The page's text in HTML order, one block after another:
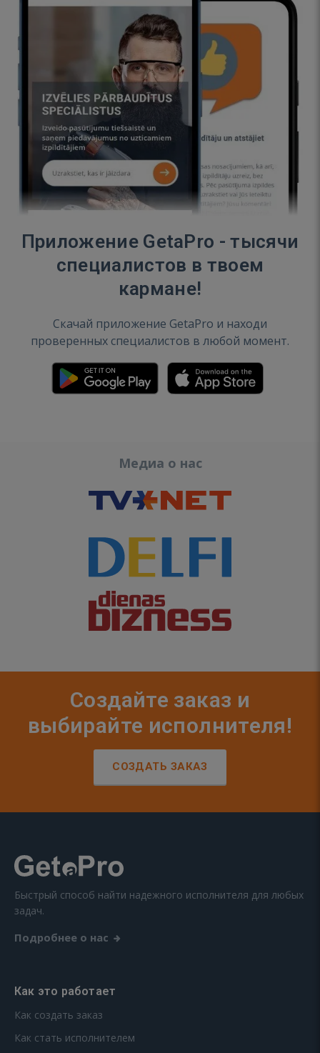
Приложение GetaPro - тысячи
специалистов в твоем
кармане!
Скачай приложение GetaPro и находи
проверенных специалистов в любой момент.
Медиа о нас
Создайте заказ и
выбирайте исполнителя!
СОЗДАТЬ ЗАКАЗ
Быстрый способ найти надежного исполнителя для любых
задач.
Подробнее о нас
Как это работает
Как создать заказ
Как стать исполнителем